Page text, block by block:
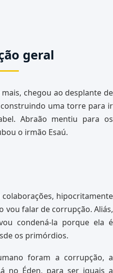
geral
chegou ao desplante de
uma torre para ir
Abraão mentiu para os
o irmão Esaú.
hipocritamente
vou falar de corrupção. Aliás,
condená-la porque ela é
os primórdios.
foram a corrupção, a
no Éden, para ser iguais a